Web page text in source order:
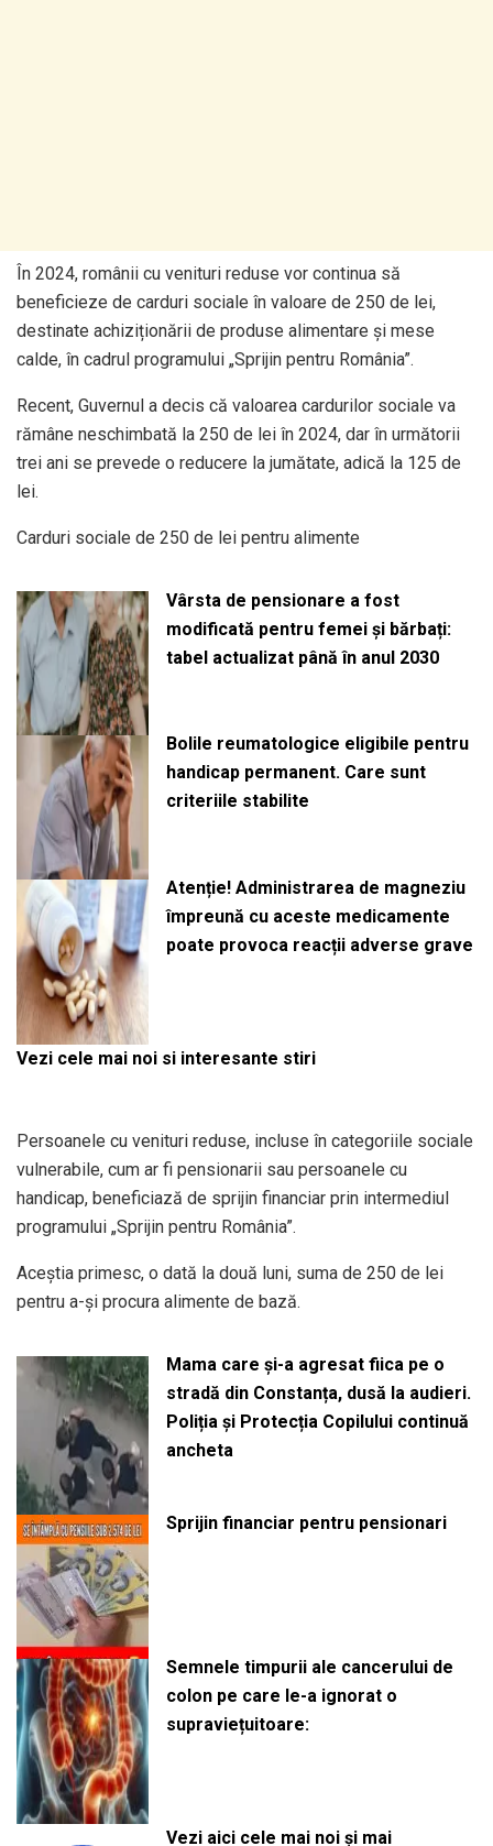
În 2024, românii cu venituri reduse vor continua să
beneficieze de carduri sociale în valoare de 250 de lei,
destinate achiziționării de produse alimentare și mese
calde, în cadrul programului „Sprijin pentru România”.
Recent, Guvernul a decis că valoarea cardurilor sociale va
rămâne neschimbată la 250 de lei în 2024, dar în următorii
trei ani se prevede o reducere la jumătate, adică la 125 de
lei.
Carduri sociale de 250 de lei pentru alimente
Vârsta de pensionare a fost
modificată pentru femei și bărbați:
tabel actualizat până în anul 2030
Bolile reumatologice eligibile pentru
handicap permanent. Care sunt
criteriile stabilite
Atenție! Administrarea de magneziu
împreună cu aceste medicamente
poate provoca reacții adverse grave
Vezi cele mai noi si interesante stiri
Persoanele cu venituri reduse, incluse în categoriile sociale
vulnerabile, cum ar fi pensionarii sau persoanele cu
handicap, beneficiază de sprijin financiar prin intermediul
programului „Sprijin pentru România”.
Aceștia primesc, o dată la două luni, suma de 250 de lei
pentru a-și procura alimente de bază.
Mama care și-a agresat fiica pe o
stradă din Constanța, dusă la audieri.
Poliția și Protecția Copilului continuă
ancheta
Sprijin financiar pentru pensionari
Semnele timpurii ale cancerului de
colon pe care le-a ignorat o
supraviețuitoare:
Vezi aici cele mai noi și mai